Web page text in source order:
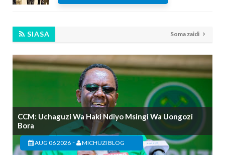
SIASA Soma zaidi
CCM: Uchaguzi Wa Haki Ndiyo Msingi Wa Uongozi
Bora
AUG 06 2026 - MICHUZI BLOG